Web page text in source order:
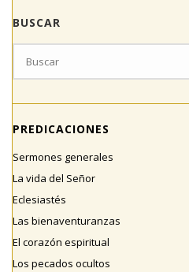
BUSCAR
PREDICACIONES
Sermones generales
La vida del Señor
Eclesiastés
Las bienaventuranzas
El corazón espiritual
Los pecados ocultos